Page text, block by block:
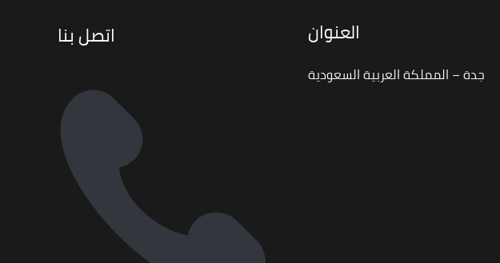
العنوان
جدة – المملكة العربية السعودية
اتصل بنا